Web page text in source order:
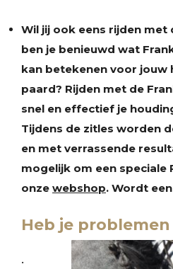
Wil jij ook eens rijden met
ben je benieuwd wat
kan betekenen voor jouw
paard? Rijden met de
snel en effectief je
Tijdens de zitles worden
en met verrassende
mogelijk om een speciale
onze webshop. Wordt
Heb je
•